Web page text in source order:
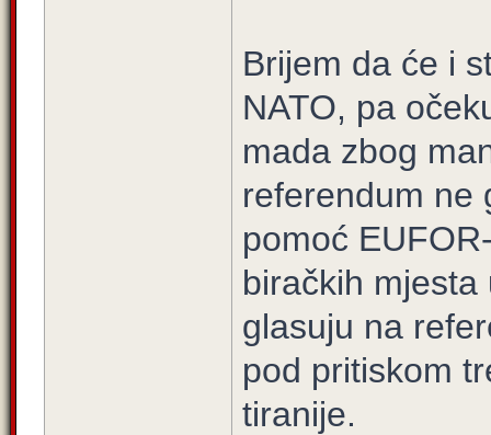
Brijem da će i
NATO, pa
mada zbog
referendum ne
pomoć
biračkih
glasuju na
pod pritiskom
tiranije.